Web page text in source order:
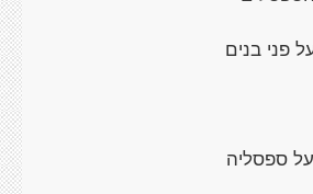
פני בנים
ספסליה